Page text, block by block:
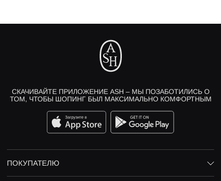
СКАЧИВАЙТЕ ПРИЛОЖЕНИЕ ASH – МЫ ПОЗАБОТИЛИСЬ О
ТОМ, ЧТОБЫ ШОПИНГ БЫЛ МАКСИМАЛЬНО КОМФОРТНЫМ
ПОКУПАТЕЛЮ